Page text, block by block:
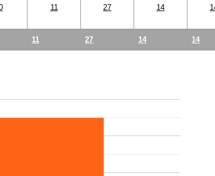
11 27 14
11 27 14 14